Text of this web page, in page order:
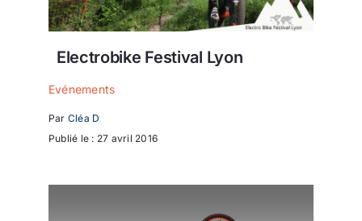
Electrobike Festival Lyon
Evénements
Par Cléa D
Publié le : 27 avril 2016